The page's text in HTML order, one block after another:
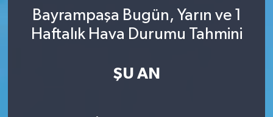
Bayrampaşa Bugün, Yarın ve 1
Haftalık Hava Durumu Tahmini
ŞU AN
Süper Lig Puan Durumu ve Fikstür